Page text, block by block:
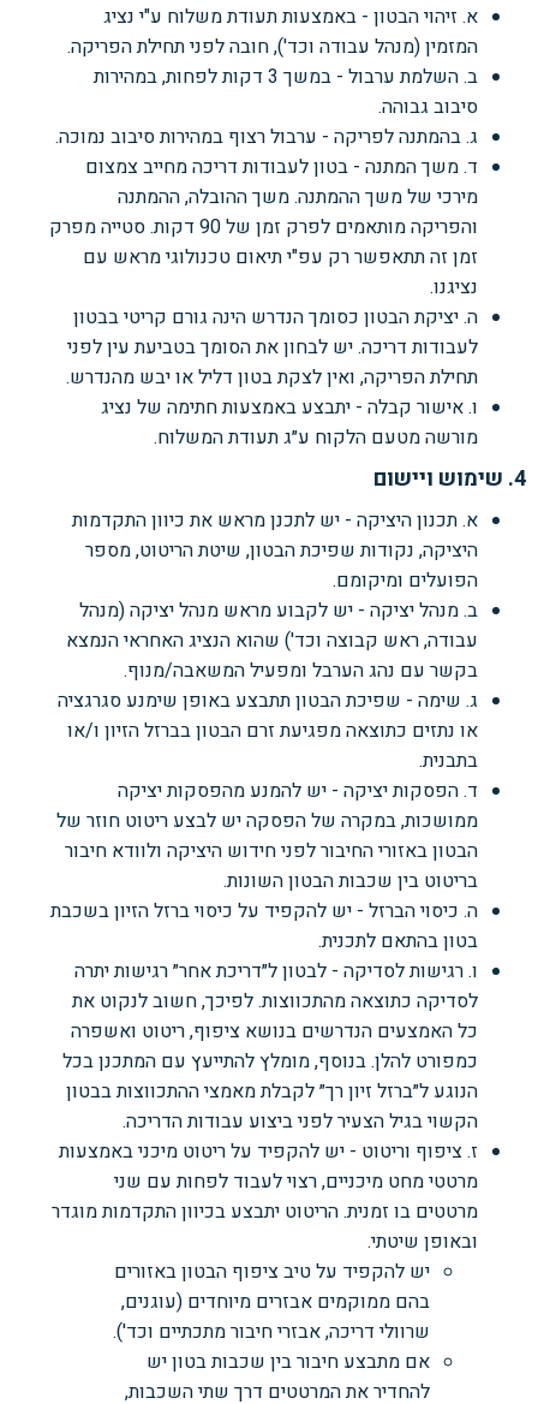
א. זיהוי הבטון - באמצעות תעודת משלוח ע"י נציג
המזמין (מנהל עבודה וכד'), חובה לפני תחילת הפריקה.
ב. השלמת ערבול - במשך 3 דקות לפחות, במהירות
סיבוב גבוהה.
ג. בהמתנה לפריקה - ערבול רצוף במהירות סיבוב נמוכה.
ד. משך המתנה - בטון לעבודות דריכה מחייב צמצום
מירכי של משך ההמתנה. משך ההובלה, ההמתנה
והפריקה מותאמים לפרק זמן של 90 דקות. סטייה מפרק
זמן זה תתאפשר רק עפ"י תיאום טכנולוגי מראש עם
נציגנו.
ה. יציקת הבטון כסומך הנדרש הינה גורם קריטי בבטון
לעבודות דריכה. יש לבחון את הסומך בטביעת עין לפני
תחילת הפריקה, ואין לצקת בטון דליל או יבש מהנדרש.
ו. אישור קבלה - יתבצע באמצעות חתימה של נציג
מורשה מטעם הלקוח ע״ג תעודת המשלוח.
4. שימוש ויישום
א. תכנון היציקה - יש לתכנן מראש את כיוון התקדמות
היציקה, נקודות שפיכת הבטון, שיטת הריטוט, מספר
הפועלים ומיקומם.
ב. מנהל יציקה - יש לקבוע מראש מנהל יציקה (מנהל
עבודה, ראש קבוצה וכד') שהוא הנציג האחראי הנמצא
בקשר עם נהג הערבל ומפעיל המשאבה/מנוף.
ג. שימה - שפיכת הבטון תתבצע באופן שימנע סגרגציה
או נתזים כתוצאה מפגיעת זרם הבטון בברזל הזיון ו/או
בתבנית.
ד. הפסקות יציקה - יש להמנע מהפסקות יציקה
ממושכות, במקרה של הפסקה יש לבצע ריטוט חוזר של
הבטון באזורי החיבור לפני חידוש היציקה ולוודא חיבור
בריטוט בין שכבות הבטון השונות.
ה. כיסוי הברזל - יש להקפיד על כיסוי ברזל הזיון בשכבת
בטון בהתאם לתכנית.
ו. רגישות לסדיקה - לבטון ל״דריכת אחר״ רגישות יתרה
לסדיקה כתוצאה מהתכווצות. לפיכך, חשוב לנקוט את
כל האמצעים הנדרשים בנושא ציפוף, ריטוט ואשפרה
כמפורט להלן. בנוסף, מומלץ להתייעץ עם המתכנן בכל
הנוגע ל״ברזל זיון רך״ לקבלת מאמצי ההתכווצות בבטון
הקשוי בגיל הצעיר לפני ביצוע עבודות הדריכה.
ז. ציפוף וריטוט - יש להקפיד על ריטוט מיכני באמצעות
מרטטי מחט מיכניים, רצוי לעבוד לפחות עם שני
מרטטים בו זמנית. הריטוט יתבצע בכיוון התקדמות מוגדר
ובאופן שיטתי.
יש להקפיד על טיב ציפוף הבטון באזורים
בהם ממוקמים אבזרים מיוחדים (עוגנים,
שרוולי דריכה, אבזרי חיבור מתכתיים וכד').
אם מתבצע חיבור בין שכבות בטון יש
להחדיר את המרטטים דרך שתי השכבות,